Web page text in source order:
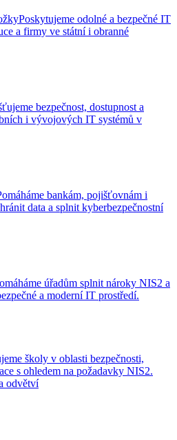
Poskytujeme odolné a bezpečné IT
a firmy ve státní i obranné
bezpečnost, dostupnost a
i vývojových IT systémů v
bankám, pojišťovnám i
data a splnit kyberbezpečnostní
úřadům splnit nároky NIS2 a
a moderní IT prostředí.
školy v oblasti bezpečnosti,
s ohledem na požadavky NIS2.
odvětví